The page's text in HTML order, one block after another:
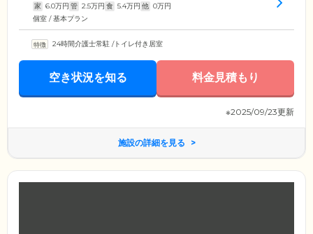
家 6.0万円 管 2.5万円 食 5.4万円 他 0万円
個室 / 基本プラン
24時間介護士常駐 /トイレ付き居室
空き状況を知る 料金見積もり
※2025/09/23更新
施設の詳細を見る